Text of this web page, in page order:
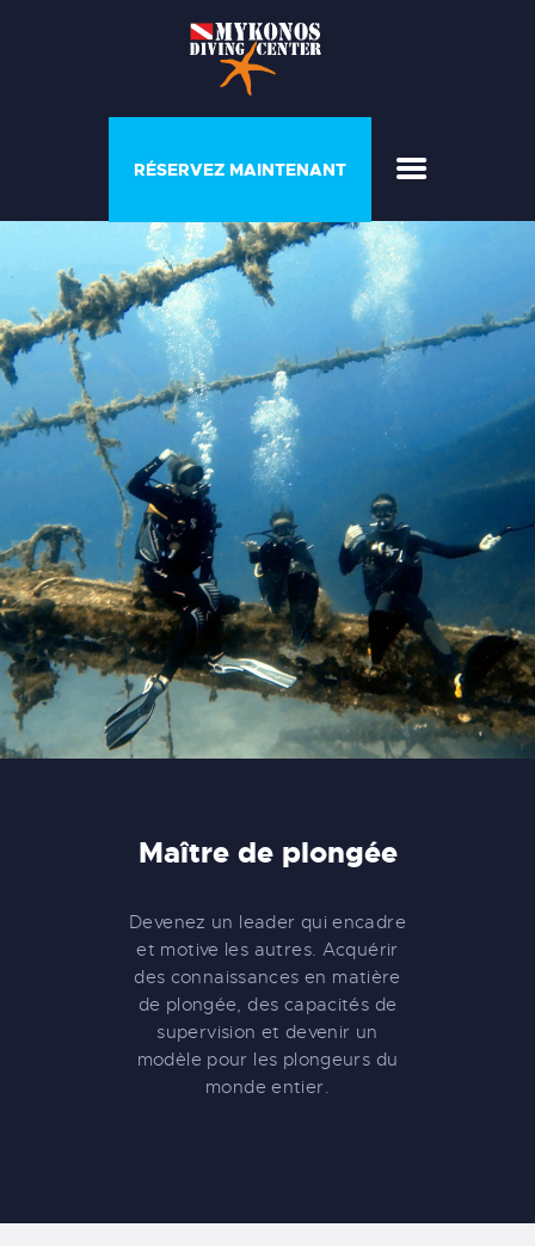
RÉSERVEZ MAINTENANT
PROGRAMMES ET
MAISON DU PLONGEUR
GALERIE
LISTE DE PRIX
A PROPOS DE NOUS
CONTACTEZ NOUS
Maître de plongée
Devenez un leader qui encadre
et motive les autres. Acquérir
des connaissances en matière
de plongée, des capacités de
supervision et devenir un
modèle pour les plongeurs du
monde entier.